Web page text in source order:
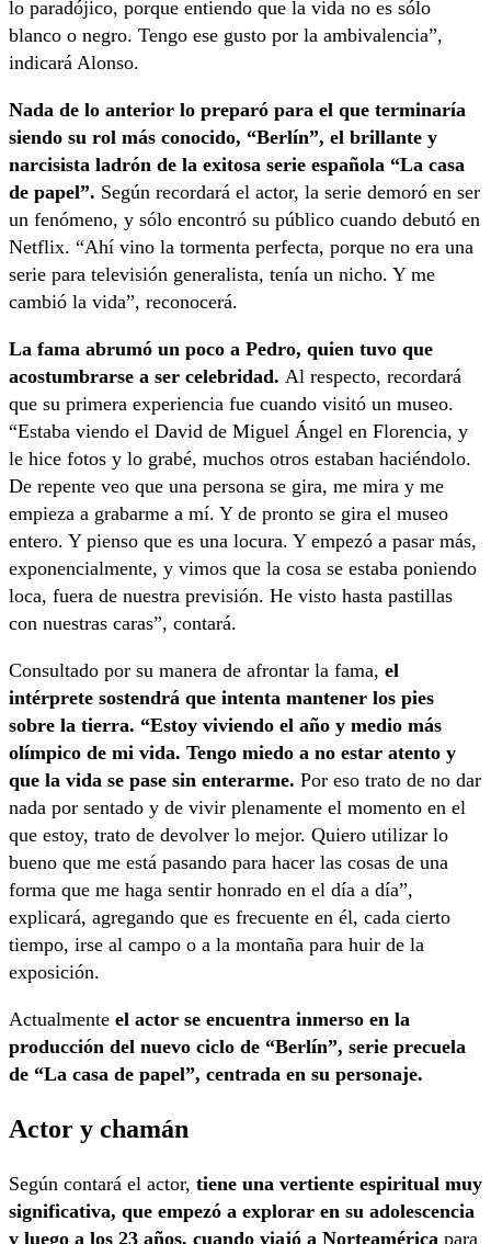
lo paradójico, porque entiendo que la vida no es sólo
blanco o negro. Tengo ese gusto por la ambivalencia”,
indicará Alonso.
Nada de lo anterior lo preparó para el que terminaría
siendo su rol más conocido, “Berlín”, el brillante y
narcisista ladrón de la exitosa serie española “La casa
de papel”. Según recordará el actor, la serie demoró en ser
un fenómeno, y sólo encontró su público cuando debutó en
Netflix. “Ahí vino la tormenta perfecta, porque no era una
serie para televisión generalista, tenía un nicho. Y me
cambió la vida”, reconocerá.
La fama abrumó un poco a Pedro, quien tuvo que
acostumbrarse a ser celebridad. Al respecto, recordará
que su primera experiencia fue cuando visitó un museo.
“Estaba viendo el David de Miguel Ángel en Florencia, y
le hice fotos y lo grabé, muchos otros estaban haciéndolo.
De repente veo que una persona se gira, me mira y me
empieza a grabarme a mí. Y de pronto se gira el museo
entero. Y pienso que es una locura. Y empezó a pasar más,
exponencialmente, y vimos que la cosa se estaba poniendo
loca, fuera de nuestra previsión. He visto hasta pastillas
con nuestras caras”, contará.
Consultado por su manera de afrontar la fama, el
intérprete sostendrá que intenta mantener los pies
sobre la tierra. “Estoy viviendo el año y medio más
olímpico de mi vida. Tengo miedo a no estar atento y
que la vida se pase sin enterarme. Por eso trato de no dar
nada por sentado y de vivir plenamente el momento en el
que estoy, trato de devolver lo mejor. Quiero utilizar lo
bueno que me está pasando para hacer las cosas de una
forma que me haga sentir honrado en el día a día”,
explicará, agregando que es frecuente en él, cada cierto
tiempo, irse al campo o a la montaña para huir de la
exposición.
Actualmente el actor se encuentra inmerso en la
producción del nuevo ciclo de “Berlín”, serie precuela
de “La casa de papel”, centrada en su personaje.
Actor y chamán
Según contará el actor, tiene una vertiente espiritual muy
significativa, que empezó a explorar en su adolescencia
y luego a los 23 años, cuando viajó a Norteamérica para